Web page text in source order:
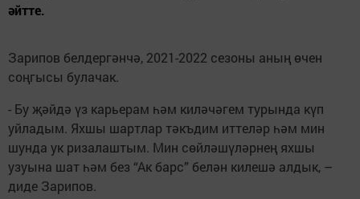
әйтте.
Зарипов белдергәнчә, 2021-2022 сезоны аның өчен
соңгысы булачак.
- Бу җәйдә үз карьерам һәм киләчәгем турында күп
уйладым. Яхшы шартлар тәкъдим иттеләр һәм мин
шунда ук ризалаштым. Мин сөйләшүләрнең яхшы
узуына шат һәм без “Ак барс” белән килешә алдык, –
диде Зарипов.